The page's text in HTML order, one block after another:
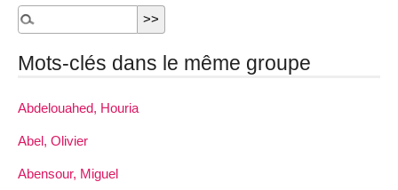
Mots-clés dans le même groupe
Abdelouahed, Houria
Abel, Olivier
Abensour, Miguel